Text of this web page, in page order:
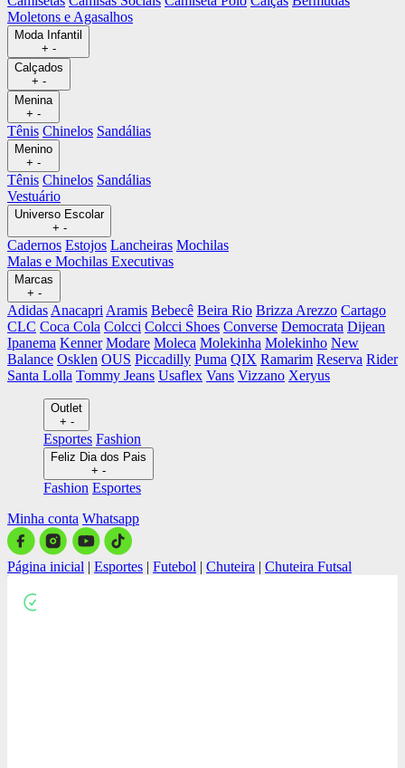
Moletons e Agasalhos
Moda Infantil
+ -
Calçados
+ -
Menina
+ -
Tênis Chinelos Sandálias
Menino
+ -
Tênis Chinelos Sandálias
Vestuário
Universo Escolar
+ -
Cadernos Estojos Lancheiras Mochilas
Malas e Mochilas Executivas
Marcas
+ -
Adidas Anacapri Aramis Bebecê Beira Rio Brizza Arezzo Cartago
CLC Coca Cola Colcci Colcci Shoes Converse Democrata Dijean
Ipanema Kenner Modare Moleca Molekinha Molekinho New
Balance Osklen OUS Piccadilly Puma QIX Ramarim Reserva Rider
Santa Lolla Tommy Jeans Usaflex Vans Vizzano Xeryus
Outlet
+ -
Esportes Fashion
Feliz Dia dos Pais
+ -
Fashion Esportes
Minha conta Whatsapp
Página inicial | Esportes | Futebol | Chuteira | Chuteira Futsal